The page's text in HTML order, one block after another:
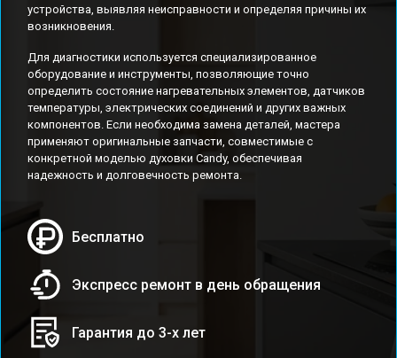
устройства, выявляя неисправности и определяя причины их
возникновения.
Для диагностики используется специализированное
оборудование и инструменты, позволяющие точно
определить состояние нагревательных элементов, датчиков
температуры, электрических соединений и других важных
компонентов. Если необходима замена деталей, мастера
применяют оригинальные запчасти, совместимые с
конкретной моделью духовки Candy, обеспечивая
надежность и долговечность ремонта.
Бесплатно
Экспресс ремонт в день обращения
Гарантия до 3-х лет